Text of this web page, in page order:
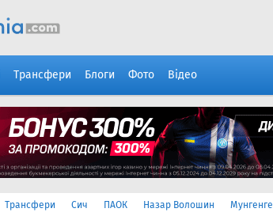
Трансфери Блоги Фото Відео
Трансфери Сич ПАОК Назар Волошин Мунгенге